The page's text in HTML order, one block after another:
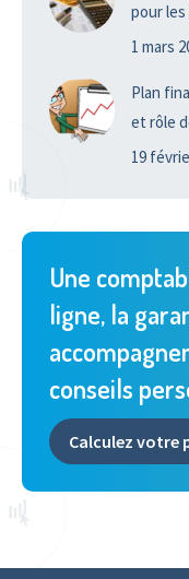
pour
1 mars
Plan
et rôle
19
Une
ligne, la
conseils
Calculez votre